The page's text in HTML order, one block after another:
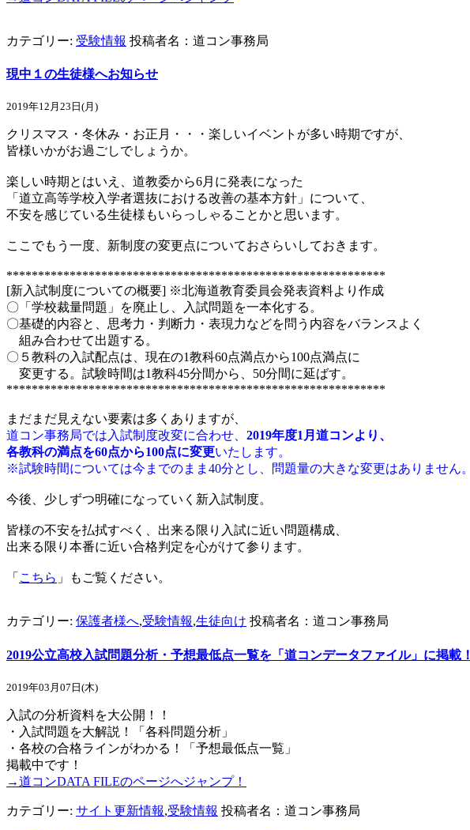
カテゴリー: 受験情報 投稿者名：道コン事務局
現中１の生徒様へお知らせ
2019年12月23日(月)
クリスマス・冬休み・お正月・・・楽しいイベントが多い時期ですが、
皆様いかがお過ごしでしょうか。
楽しい時期とはいえ、道教委から6月に発表になった
「道立高等学校入学者選抜における改善の基本方針」について、
不安を感じている生徒様もいらっしゃることかと思います。
ここでもう一度、新制度の変更点についておさらいしておきます。
************************************************************
[新入試制度についての概要] ※北海道教育委員会発表資料より作成
〇「学校裁量問題」を廃止し、入試問題を一本化する。
〇基礎的内容と、思考力・判断力・表現力などを問う内容をバランスよく
組み合わせて出題する。
〇５教科の入試配点は、現在の1教科60点満点から100点満点に
変更する。試験時間は1教科45分間から、50分間に延ばす。
************************************************************
まだまだ見えない要素は多くありますが、
道コン事務局では入試制度改変に合わせ、 2019年度1月道コンより、
各教科の満点を60点から100点に変更いたします。
※試験時間については今までのまま40分とし、問題量の大きな変更はありません。
今後、少しずつ明確になっていく新入試制度。
皆様の不安を払拭すべく、出来る限り入試に近い問題構成、
出来る限り本番に近い合格判定を心がけて参ります。
「 こちら 」もご覧ください。
カテゴリー: 保護者様へ,受験情報,生徒向け 投稿者名：道コン事務局
2019公立高校入試問題分析・予想最低点一覧を「道コンデータファイル」に掲載！
2019年03月07日(木)
入試の分析資料を大公開！！
・入試問題を大解説！「各科問題分析」
・各校の合格ラインがわかる！「予想最低点一覧」
掲載中です！
→道コンDATA FILEのページへジャンプ！
カテゴリー: サイト更新情報,受験情報 投稿者名：道コン事務局